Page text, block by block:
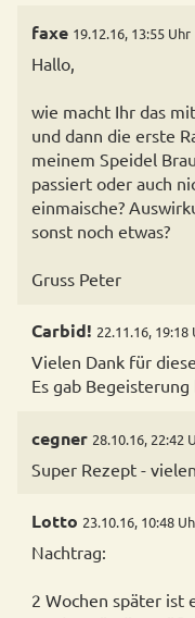
faxe 19.12.16, 13:55 Uhr
Hallo,
wie macht Ihr das
und dann die erste
meinem Speidel
passiert oder auch
einmaische?
sonst noch etwas?
Gruss Peter
Carbid! 22.11.16, 19:18
Vielen Dank für
Es gab
cegner 28.10.16, 22:42
Super Rezept -
Lotto 23.10.16, 10:48
Nachtrag:
2 Wochen später ist